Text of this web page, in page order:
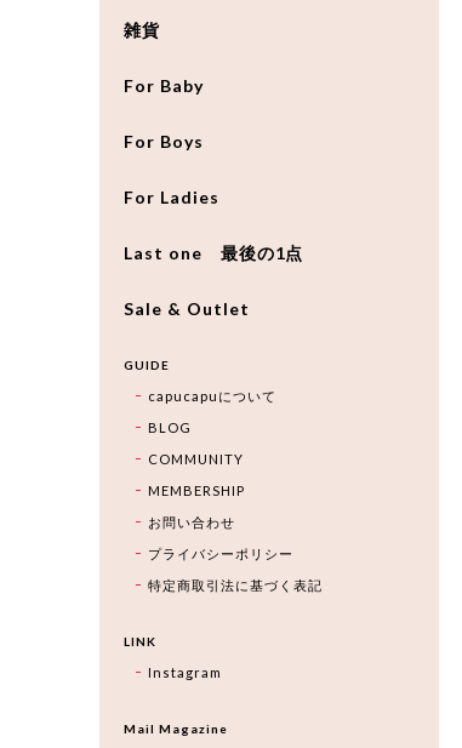
雑貨
For Baby
For Boys
For Ladies
Last one 最後の1点
Sale & Outlet
GUIDE
capucapuについて
BLOG
COMMUNITY
MEMBERSHIP
お問い合わせ
プライバシーポリシー
特定商取引法に基づく表記
LINK
Instagram
Mail Magazine